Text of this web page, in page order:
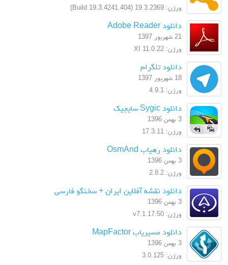
ورژن: 19.3.2369 (Build 19.3.4241.404)
دانلود Adobe Reader
21 شهریور 1397
ورژن: XI 11.0.22
دانلود تلگرام
18 شهریور 1397
ورژن: 4.9.1
دانلود Sygic سایجیک
3 بهمن 1396
ورژن: 17.3.11
دانلود رهیاب OsmAnd
3 بهمن 1396
ورژن: 2.8.2
دانلود نقشه آفلاین ایران + سخنگو فارسی
3 بهمن 1396
ورژن: v7.1.17.50
دانلود مسیریاب MapFactor
3 بهمن 1396
ورژن: 3.0.125